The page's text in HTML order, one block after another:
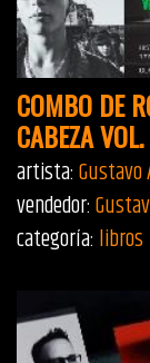
COMBO DE
CABEZA
artista:
vendedor:
categoría: libros